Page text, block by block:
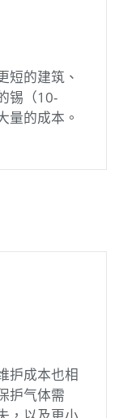
短的建筑、
锡（10-
量的成本。
护成本也相
护气体需